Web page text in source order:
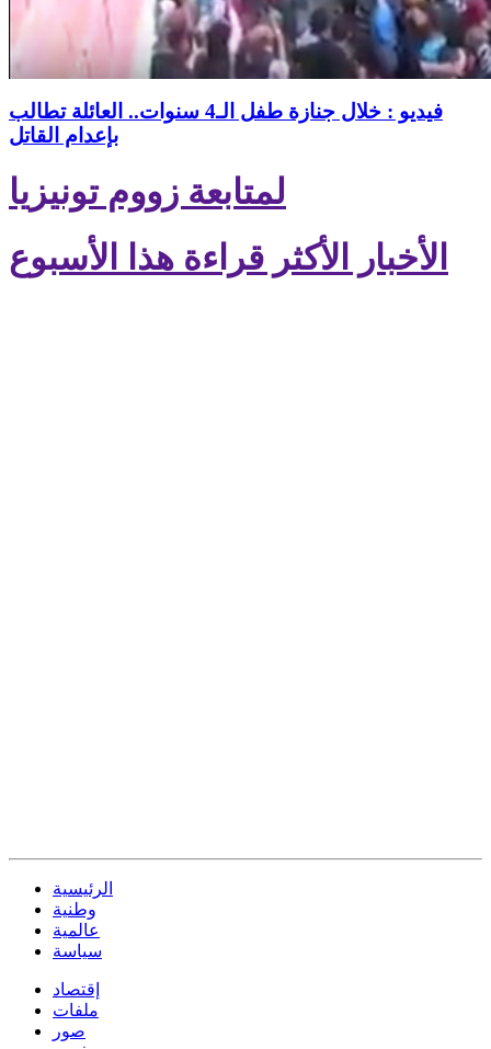
فيديو : خلال جنازة طفل الـ4 سنوات.. العائلة تطالب
بإعدام القاتل
لمتابعة زووم تونيزيا
الأخبار الأكثر قراءة هذا الأسبوع
الرئيسية
وطنية
عالمية
سياسة
إقتصاد
ملفات
صور